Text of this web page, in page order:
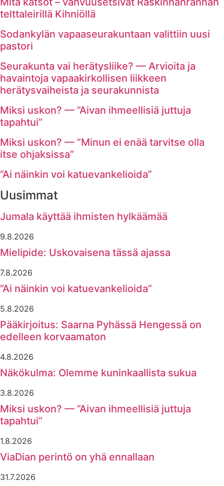
telttaleirillä Kihniöllä
Sodankylän vapaaseurakuntaan valittiin uusi
pastori
Seurakunta vai herätysliike? — Arvioita ja
havaintoja vapaakirkollisen liikkeen
herätysvaiheista ja seurakunnista
Miksi uskon? — ”Aivan ihmeellisiä juttuja
tapahtui”
Miksi uskon? — ”Minun ei enää tarvitse olla
itse ohjaksissa”
”Ai näinkin voi katuevankelioida”
Uusimmat
Jumala käyttää ihmisten hylkäämää
9.8.2026
Mielipide: Uskovaisena tässä ajassa
7.8.2026
”Ai näinkin voi katuevankelioida”
5.8.2026
Pääkirjoitus: Saarna Pyhässä Hengessä on
edelleen korvaamaton
4.8.2026
Näkökulma: Olemme kuninkaallista sukua
3.8.2026
Miksi uskon? — ”Aivan ihmeellisiä juttuja
tapahtui”
1.8.2026
ViaDian perintö on yhä ennallaan
31.7.2026